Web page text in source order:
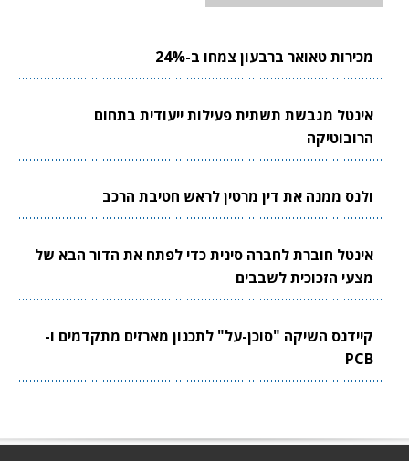
מכירות טאואר ברבעון צמחו ב-24%
אינטל מגבשת תשתית פעילות ייעודית בתחום
הרובוטיקה
ולנס ממנה את דין מרטין לראש חטיבת הרכב
אינטל חוברת לחברה סינית כדי לפתח את הדור הבא של
מצעי הזכוכית לשבבים
קיידנס השיקה "סוכן-על" לתכנון מארזים מתקדמים ו-
PCB